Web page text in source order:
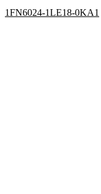
1FN6024-1LE18-0KA1